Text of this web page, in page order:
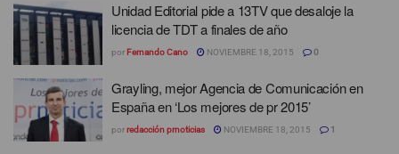
Unidad Editorial pide a 13TV que desaloje la
licencia de TDT a finales de año
por Fernando Cano NOVIEMBRE 18, 2015 0
Grayling, mejor Agencia de Comunicación en
España en ‘Los mejores de pr 2015’
porredacción prnoticias NOVIEMBRE 18, 2015 1